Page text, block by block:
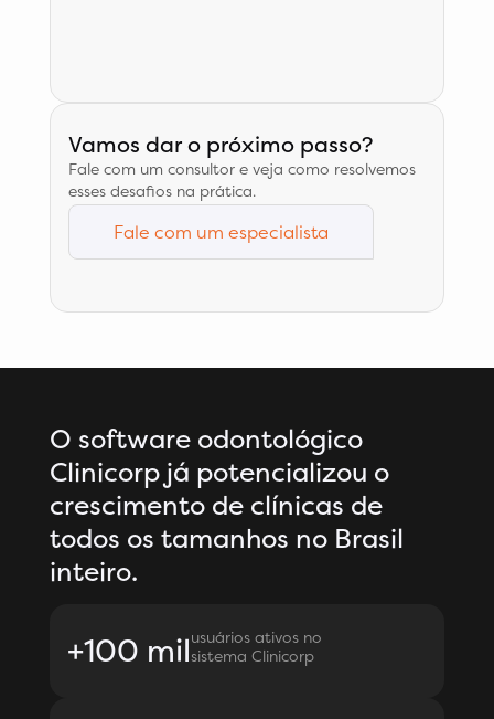
Vamos dar o próximo passo?
Fale com um consultor e veja como resolvemos
esses desafios na prática.
Fale com um especialista
O software odontológico
Clinicorp já potencializou o
crescimento de clínicas de
todos os tamanhos no Brasil
inteiro.
+100 milusuários ativos no
sistema Clinicorp